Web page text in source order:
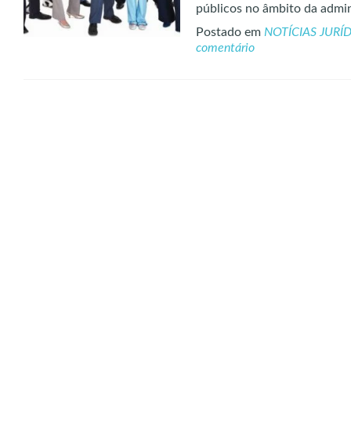
ALERTA!
públicos no âmbito da
Postado em NOTÍCIAS
comentário